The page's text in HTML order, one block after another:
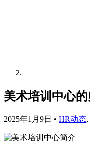
美术培训中心
2025年1月9日 • HR动态,